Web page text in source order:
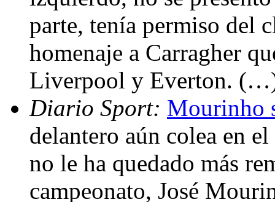
parte, tenía permiso del
homenaje a Carragher
Liverpool y Everton.
Diario Sport: Mourinho
delantero aún colea en
no le ha quedado más
campeonato, José